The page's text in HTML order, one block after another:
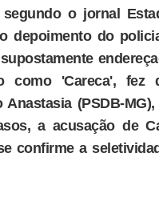
o jornal
depoimento do
como 'Careca', fez
(PSDB-
a acusação de
confirme a